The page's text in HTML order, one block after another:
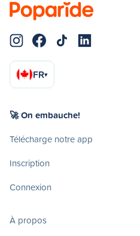
FR▾
🚀 On embauche!
Télécharge notre app
Inscription
Connexion
À propos